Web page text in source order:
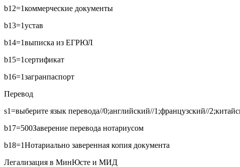
b12=1коммерческие документы
b13=1устав
b14=1выписка из ЕГРЮЛ
b15=1сертификат
b16=1загранпаспорт
Перевод
s1=выберите язык перевода//0;английский//1;французский//
b17=500Заверение перевода нотариусом
b18=1Нотариально заверенная копия документа
Легализация в МинЮсте и МИД